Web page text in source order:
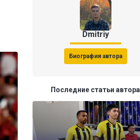
Dmitriy
Биография автора
Последние статьи автора